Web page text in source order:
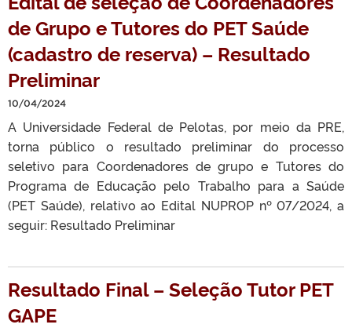
de Grupo e Tutores do PET Saúde
(cadastro de reserva) – Resultado
Preliminar
10/04/2024
A Universidade Federal de Pelotas, por meio da PRE,
torna público o resultado preliminar do processo
seletivo para Coordenadores de grupo e Tutores do
Programa de Educação pelo Trabalho para a Saúde
(PET Saúde), relativo ao Edital NUPROP nº 07/2024, a
seguir: Resultado Preliminar
Resultado Final – Seleção Tutor PET
GAPE